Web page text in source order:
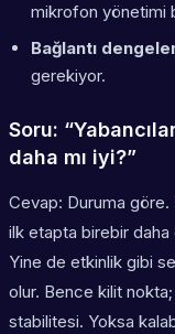
mikrofon yönetimi
Bağlantı
gerekiyor.
Soru:
daha mı iyi?”
Cevap: Duruma göre.
ilk etapta birebir daha
Yine de etkinlik gibi
olur. Bence kilit
stabilitesi. Yoksa